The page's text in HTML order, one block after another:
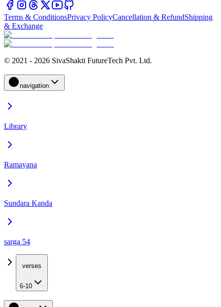
Terms & ConditionsPrivacy PolicyCancellation & RefundShipping
& Exchange
© 2021 - 2026 SivaShakti FutureTech Pvt. Ltd.
navigation
Library
Ramayana
Sundara Kanda
sarga 54
verses
6-10